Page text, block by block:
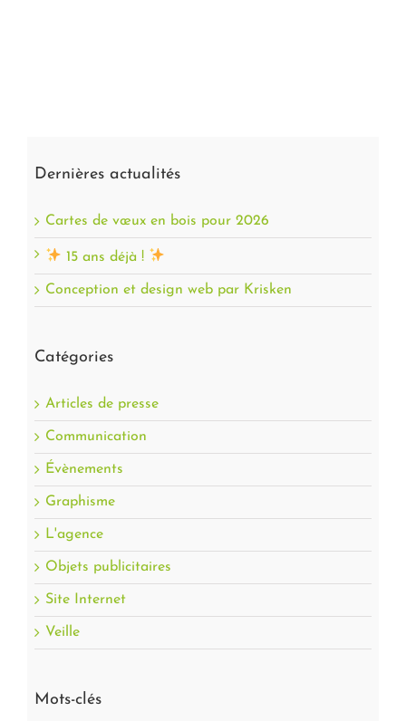
Dernières actualités
Cartes de vœux en bois pour 2026
15 ans déjà !
Conception et design web par Krisken
Catégories
Articles de presse
Communication
Évènements
Graphisme
L'agence
Objets publicitaires
Site Internet
Veille
Mots-clés